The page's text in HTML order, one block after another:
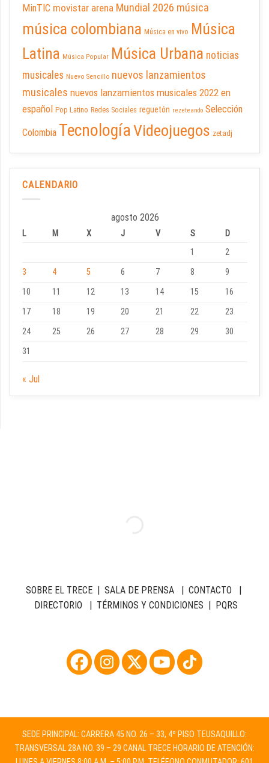
MinTIC movistar arena Mundial 2026 música
música colombiana Música en vivo Música
Latina Música Popular Música Urbana noticias
musicales Nuevo Sencillo nuevos lanzamientos
musicales nuevos lanzamientos musicales 2022 en
español Pop Latino Redes Sociales reguetón rezeteando Selección
Colombia TecnologíaVideojuegos zetadj
CALENDARIO
agosto 2026
L M X J V S
D
1
2
3
4 5 6 7 8
9
10
11 12 13 14 15
16
17
18 19 20 21 22
23
24
25 26 27 28 29
30
31
« Jul
SOBRE EL TRECE| SALA DE PRENSA| CONTACTO |
DIRECTORIO | TÉRMINOS Y CONDICIONES | PQRS
SEDE PRINCIPAL: CARRERA 45 NO. 26 – 33, 4º PISO TEUSAQUILLO:
TRANSVERSAL 28A NO. 39 – 29 CANAL TRECE HORARIO DE ATENCIÓN: